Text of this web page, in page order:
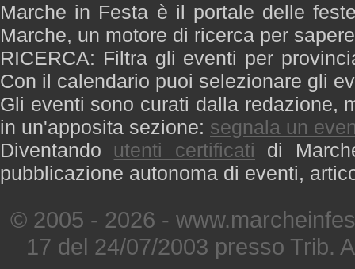
Marche in Festa è il portale delle
Marche, un motore di ricerca per
RICERCA: Filtra gli eventi per
Con il calendario puoi selezionare gli
Gli eventi sono curati dalla redazione,
in un'apposita sezione: segnala un
Diventando utenti certificati di
pubblicazione autonoma di eventi,
© 2005 - 2026 -
17 del 24/07/2003 presso Trib.